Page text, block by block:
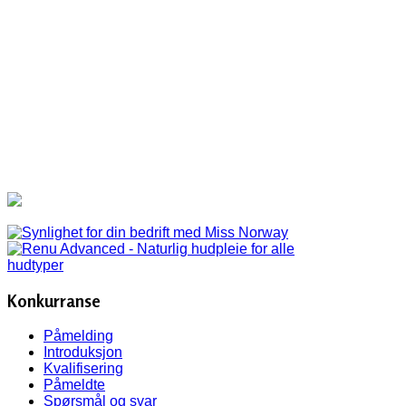
Konkurranse
Påmelding
Introduksjon
Kvalifisering
Påmeldte
Spørsmål og svar